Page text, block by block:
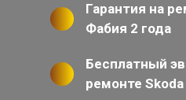
Гарантия на
Фабия 2 года
Бесплатный
ремонте Skoda